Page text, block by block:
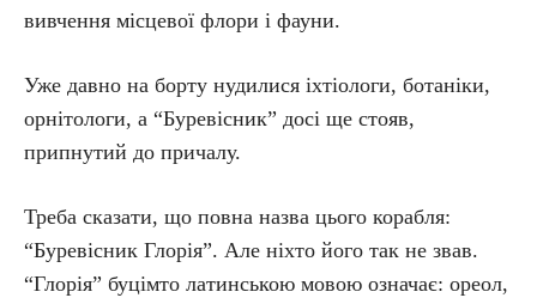
вивчення місцевої флори і фауни.
Уже давно на борту нудилися іхтіологи, ботаніки,
орнітологи, а “Буревісник” досі ще стояв,
припнутий до причалу.
Треба сказати, що повна назва цього корабля:
“Буревісник Глорія”. Але ніхто його так не звав.
“Глорія” буцімто латинською мовою означає: ореол,